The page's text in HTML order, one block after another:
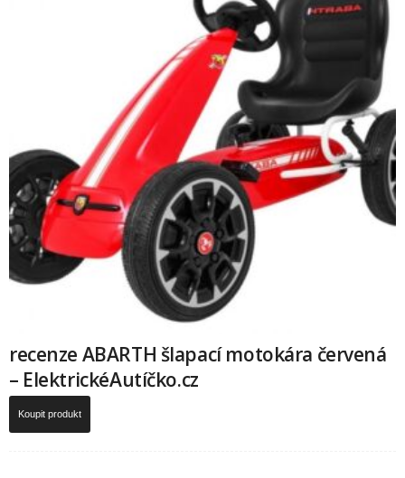
recenze ABARTH šlapací motokára červená
– ElektrickéAutíčko.cz
Koupit produkt